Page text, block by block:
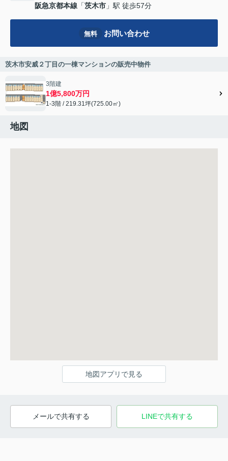
阪急京都本線 「茨木市 」駅 徒歩57分
無料 お問い合わせ
茨木市安威２丁目の一棟マンションの販売中物件
3階建
1億5,800万円
1-3階 / 219.31坪(725.00㎡)
地図
地図アプリで見る
メールで共有する LINEで共有する